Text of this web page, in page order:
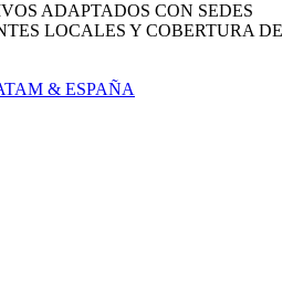
ADAPTADOS CON SEDES
LOCALES Y COBERTURA DE
& ESPAÑA